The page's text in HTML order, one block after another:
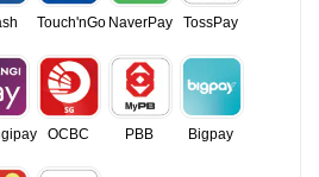
Touch'nGo NaverPay TossPay
OCBC PBB Bigpay